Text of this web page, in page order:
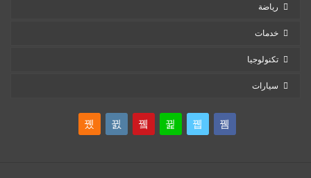
رياضة
خدمات
تكنولوجيا
سيارات